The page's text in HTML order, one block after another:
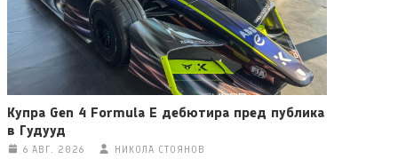
Купра Gen 4 Formula E дебютира пред публика
в Гудууд
6 АВГ. 2026 НИКОЛА СТОЯНОВ